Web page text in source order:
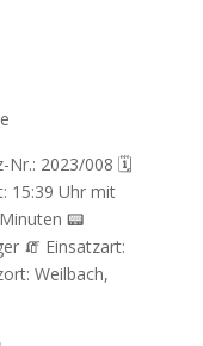
Nr.: 2023/008 🗓
15:39 Uhr mit
📟
🧯 Einsatzart:
Weilbach,